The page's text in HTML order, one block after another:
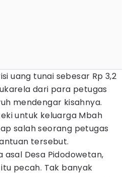
uang tunai sebesar Rp 3,2
dari para petugas
mendengar kisahnya.
untuk keluarga Mbah
salah seorang petugas
tersebut.
asal Desa Pidodowetan,
pecah. Tak banyak